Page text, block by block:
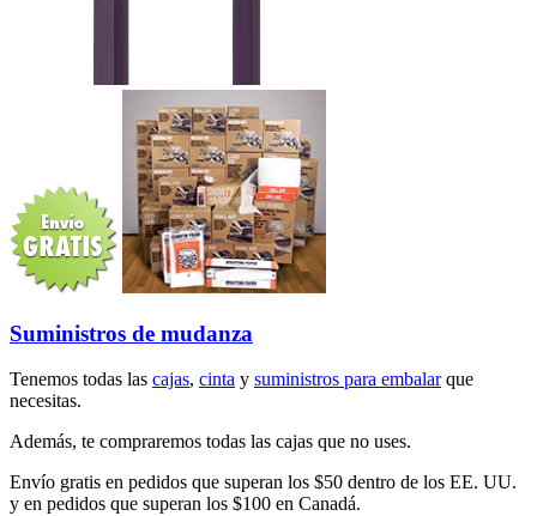
Suministros de mudanza
Tenemos todas las cajas, cinta y suministros para embalarque
necesitas.
Además, te compraremos todas las cajas que no uses.
Envío gratis en pedidos que superan los $50 dentro de los EE. UU.
y en pedidos que superan los $100 en Canadá.